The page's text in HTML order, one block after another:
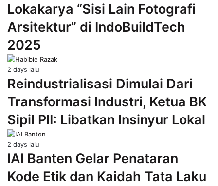
Lokakarya “Sisi Lain Fotografi
Arsitektur” di IndoBuildTech
2025
2 days lalu
Reindustrialisasi Dimulai Dari
Transformasi Industri, Ketua BK
Sipil PII: Libatkan Insinyur Lokal
2 days lalu
IAI Banten Gelar Penataran
Kode Etik dan Kaidah Tata Laku